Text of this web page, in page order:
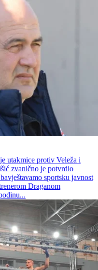
utakmice protiv Veleža i
zvanično je potvrdio
sportsku javnost
Draganom